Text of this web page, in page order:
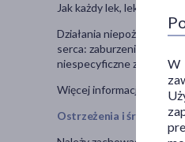
Jak każdy lek, lek ten
Działania niepożądane o
serca: zaburzenia rytmu
niespecyficzne zmiany w
Więcej informacji w ulotce
Ostrzeżenia i środki
W